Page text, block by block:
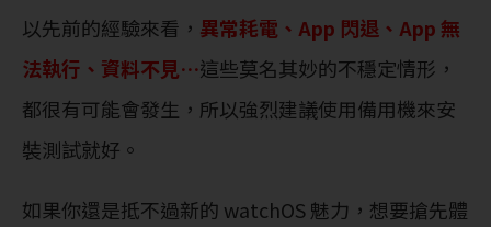
以先前的經驗來看， 異常耗電、App 閃退、App 無
法執行、資料不見…這些莫名其妙的不穩定情形，
都很有可能會發生，所以強烈建議使用備用機來安
裝測試就好。
如果你還是抵不過新的 watchOS 魅力，想要搶先體